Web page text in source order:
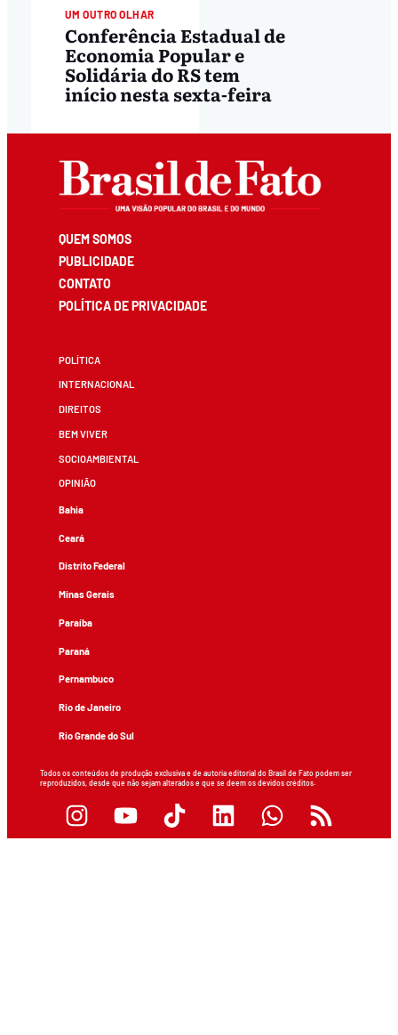
UM OUTRO OLHAR
Conferência Estadual de
Economia Popular e
Solidária do RS tem
início nesta sexta-feira
QUEM SOMOS
PUBLICIDADE
CONTATO
POLÍTICA DE PRIVACIDADE
POLÍTICA
INTERNACIONAL
DIREITOS
BEM VIVER
SOCIOAMBIENTAL
OPINIÃO
Bahia
Ceará
Distrito Federal
Minas Gerais
Paraíba
Paraná
Pernambuco
Rio de Janeiro
Rio Grande do Sul
Todos os conteúdos de produção exclusiva e de autoria editorial do Brasil de Fato podem ser
reproduzidos, desde que não sejam alterados e que se deem os devidos créditos.